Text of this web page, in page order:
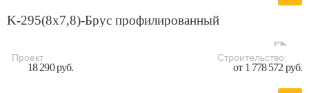
K-295(8x7,8)-Брус профилированный
Проект
18 290 руб.
Строительство:
от 1 778 572 руб.